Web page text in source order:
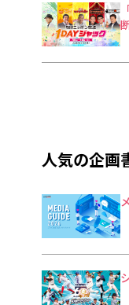
人気の企画